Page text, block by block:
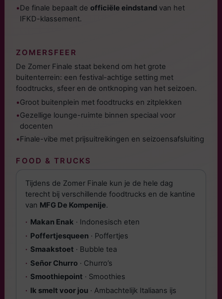
•De finale bepaalt deofficiële eindstand van het
IFKD-klassement.
ZOMERSFEER
De Zomer Finale staat bekend om het grote
buitenterrein: een festival-achtige setting met
foodtrucks, sfeer en de ontknoping van het seizoen.
•Groot buitenplein met foodtrucks en zitplekken
•Gezellige lounge-ruimte binnen speciaal voor
docenten
•Finale-vibe met prijsuitreikingen en seizoensafsluiting
FOOD & TRUCKS
Tijdens de Zomer Finale kun je de hele dag
terecht bij verschillende foodtrucks en de kantine
van MFG De Kompenije.
Makan Enak · Indonesisch eten
Poffertjesqueen · Poffertjes
Smaakstoet · Bubble tea
Señor Churro· Churro’s
Smoothiepoint · Smoothies
Ik smelt voor jou · Ambachtelijk Italiaans ijs